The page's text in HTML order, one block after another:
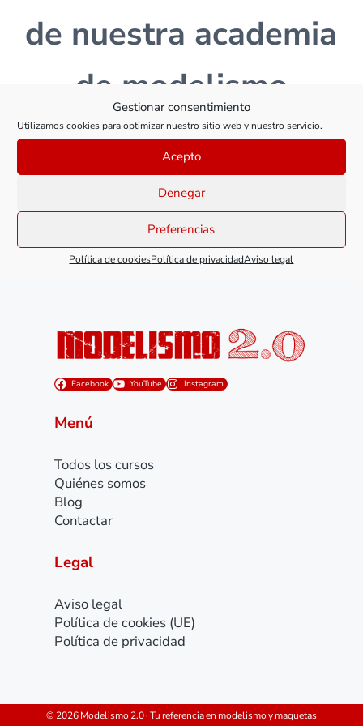
Gestionar consentimiento
Utilizamos cookies para optimizar nuestro sitio web y nuestro servicio.
Acepto
Denegar
Preferencias
Política de cookiesPolítica de privacidadAviso legal
de nuestra academia
de modelismo
online?
VER CURSOS
Facebook YouTube Instagram
Menú
Todos los cursos
Quiénes somos
Blog
Contactar
Legal
Aviso legal
Política de cookies (UE)
Política de privacidad
© 2026 Modelismo 2.0 · Tu referencia en modelismo y maquetas